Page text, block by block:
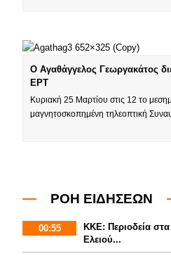
Ο Αγαθάγγελος Γεωργακάτος
ΕΡΤ
Κυριακή 25 Μαρτίου στις 12 το
μαγνητοσκοπημένη τηλεοπτική
ΡΟΗ ΕΙΔΗΣΕΩΝ
00:55
ΚΚΕ: Περιοδεία
Ελειού...